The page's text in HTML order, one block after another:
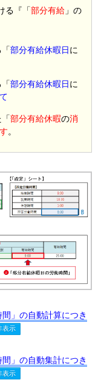
る『「部分有給 」の
「部分有給休暇日に
「部分有給休暇日に
「部分有給休暇の消
。
」の自動計算につき
」の自動集計につき